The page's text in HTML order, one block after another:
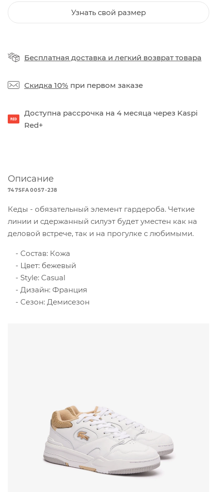
Узнать свой размер
Бесплатная доставка и легкий возврат товара
Скидка 10% при первом заказе
Доступна рассрочка на 4 месяца через Kaspi
Red+
Описание
747SFA0057-2J8
Кеды - обязательный элемент гардероба. Четкие
линии и сдержанный силуэт будет уместен как на
деловой встрече, так и на прогулке с любимыми.
Состав: Кожа
Цвет: бежевый
Style: Casual
Дизайн: Франция
Сезон: Демисезон